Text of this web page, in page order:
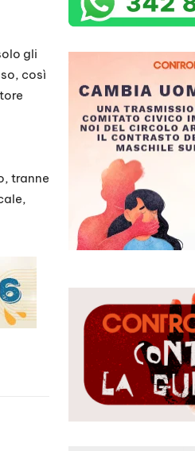
gli
così
tranne